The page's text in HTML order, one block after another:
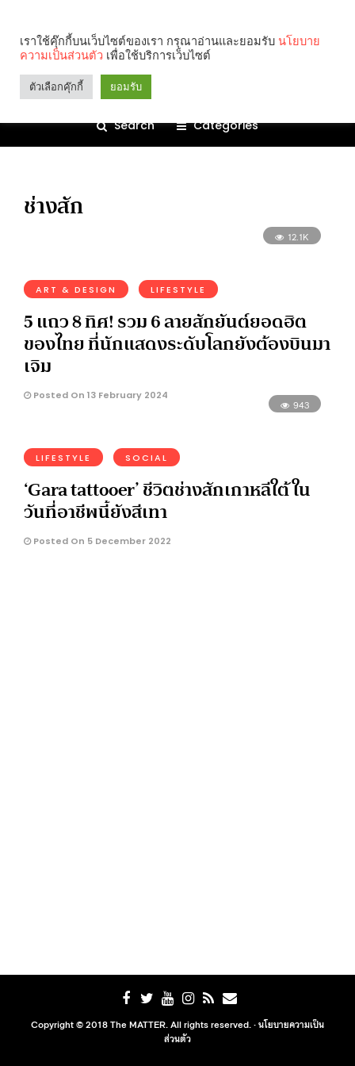
Search Categories
ช่างสัก
12.1K
ART & DESIGN LIFESTYLE
5 แถว 8 ทิศ! รวม 6 ลายสักยันต์ยอดฮิต
ของไทย ที่นักแสดงระดับโลกยังต้องบินมา
เจิม
Posted On 13 February 2024
943
LIFESTYLE SOCIAL
‘Gara tattooer’ ชีวิตช่างสักเกาหลีใต้ ใน
วันที่อาชีพนี้ยังสีเทา
Posted On 5 December 2022
Copyright © 2018 The MATTER. All rights reserved. ·นโยบายความเป็น
ส่วนตัว
เราใช้คุ๊กกี้บนเว็บไซต์ของเรา กรุณาอ่านและยอมรับ นโยบาย
ความเป็นส่วนตัว เพื่อใช้บริการเว็บไซต์
ตัวเลือกคุ๊กกี้ ยอมรับ